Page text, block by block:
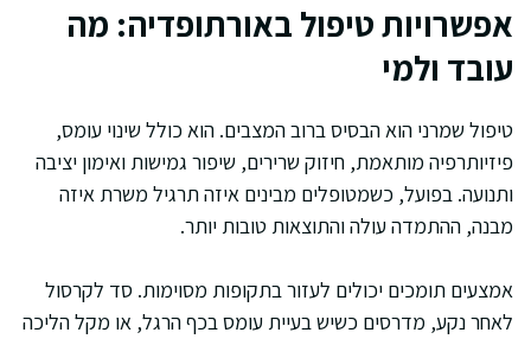
אפשרויות טיפול באורתופדיה: מה
עובד ולמי
טיפול שמרני הוא הבסיס ברוב המצבים. הוא כולל שינוי עומס,
פיזיותרפיה מותאמת, חיזוק שרירים, שיפור גמישות ואימון יציבה
ותנועה. בפועל, כשמטופלים מבינים איזה תרגיל משרת איזה
מבנה, ההתמדה עולה והתוצאות טובות יותר.
אמצעים תומכים יכולים לעזור בתקופות מסוימות. סד לקרסול
לאחר נקע, מדרסים כשיש בעיית עומס בכף הרגל, או מקל הליכה